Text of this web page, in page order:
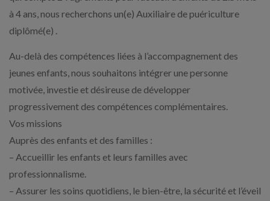
à 4 ans, nous recherchons un(e) Auxiliaire de puériculture
diplômé(e) .
Au-delà des compétences liées à l’accompagnement des
jeunes enfants, nous souhaitons intégrer une personne
motivée, investie et désireuse de développer
progressivement des compétences complémentaires.
Vos missions
Auprès des enfants et des familles :
– Accueillir les enfants et leurs familles avec
professionnalisme.
– Assurer les soins quotidiens, le bien-être, la sécurité et l’éveil